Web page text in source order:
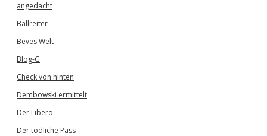
angedacht
Ballreiter
Beves Welt
Blog-G
Check von hinten
Dembowski ermittelt
Der Libero
Der tödliche Pass